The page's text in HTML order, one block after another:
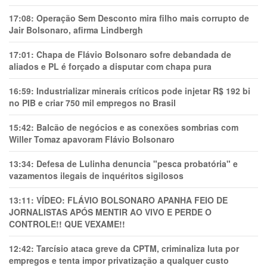
17:08: Operação Sem Desconto mira filho mais corrupto de
Jair Bolsonaro, afirma Lindbergh
17:01: Chapa de Flávio Bolsonaro sofre debandada de
aliados e PL é forçado a disputar com chapa pura
16:59: Industrializar minerais críticos pode injetar R$ 192 bi
no PIB e criar 750 mil empregos no Brasil
15:42: Balcão de negócios e as conexões sombrias com
Willer Tomaz apavoram Flávio Bolsonaro
13:34: Defesa de Lulinha denuncia "pesca probatória" e
vazamentos ilegais de inquéritos sigilosos
13:11: VÍDEO: FLÁVIO BOLSONARO APANHA FEIO DE
JORNALISTAS APÓS MENTIR AO VIVO E PERDE O
CONTROLE!! QUE VEXAME!!
12:42: Tarcísio ataca greve da CPTM, criminaliza luta por
empregos e tenta impor privatização a qualquer custo